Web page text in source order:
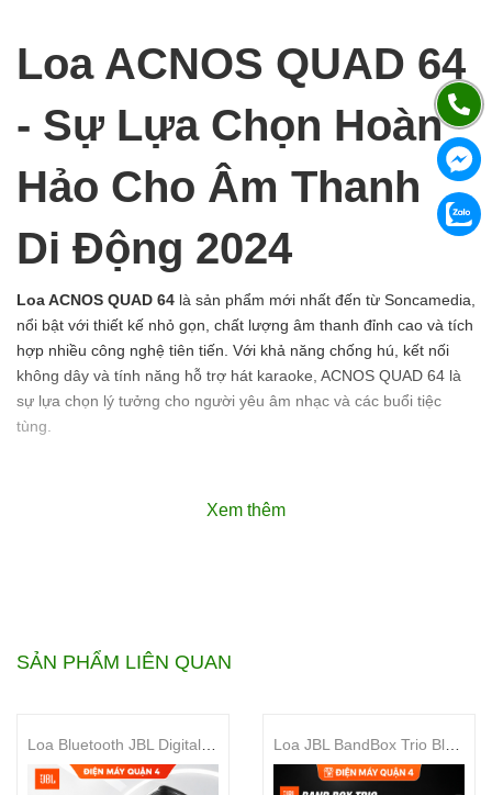
Loa ACNOS QUAD 64
- Sự Lựa Chọn Hoàn
Hảo Cho Âm Thanh
Di Động 2024
Loa ACNOS QUAD 64 là sản phẩm mới nhất đến từ Soncamedia,
nổi bật với thiết kế nhỏ gọn, chất lượng âm thanh đỉnh cao và tích
hợp nhiều công nghệ tiên tiến. Với khả năng chống hú, kết nối
không dây và tính năng hỗ trợ hát karaoke, ACNOS QUAD 64 là
sự lựa chọn lý tưởng cho người yêu âm nhạc và các buổi tiệc
tùng.
Thông Số Kỹ Thuật Loa
Thuật
Loại thùng Thùng gỗ bọc da
Xem thêm
SẢN PHẨM LIÊN QUAN